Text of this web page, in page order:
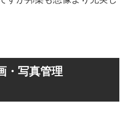
・写真管理